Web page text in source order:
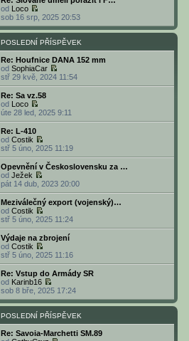
ř
í
s
p
ě
v
k
l
d
n
p
ř
í
s
p
ě
v
k
t
p
o
s
l
e
d
n
í
p
ř
í
p
ě
e
k
r
a
z
i
t
o
s
ř
ě
v
k
od Loco
Z
o
b
r
a
z
i
t
p
o
s
l
e
n
í
p
ř
í
s
p
ě
v
e
k
sob 16 srp, 2025 20:53
POSLEDNÍ PŘÍSPĚVEK
Re: Houfnice DANA 152 mm
od SophiaCar
Z
o
a
z
p
o
s
l
d
n
í
ř
í
s
ě
v
e
stř 29 kvě, 2024 11:54
Re: Sa vz.58
od Loco
Z
o
r
a
z
t
p
o
s
l
e
d
n
í
p
ř
í
s
p
ě
v
e
k
úte 28 led, 2025 9:11
Re: L-410
od Costik
Z
o
b
a
z
i
t
p
o
s
l
d
n
í
p
ř
í
s
p
ě
v
stř 5 úno, 2025 11:19
Opevnění v Československu za …
od Ježek
Z
o
b
r
a
z
i
t
p
o
s
l
e
d
n
p
ř
í
pát 14 dub, 2023 20:00
Meziválečný export (vojenský)…
od Costik
Z
o
b
r
a
z
i
t
p
o
s
l
e
d
n
stř 5 úno, 2025 11:24
Výdaje na zbrojení
od Costik
Z
o
b
r
a
z
i
t
o
s
stř 5 úno, 2025 11:16
Re: Vstup do Armády SR
od Karinb16
Z
o
b
r
a
z
sob 8 bře, 2025 17:24
POSLEDNÍ PŘÍSPĚVEK
Re: Savoia-Marchetti SM.89